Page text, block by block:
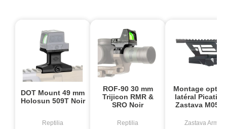
DOT Mount 49 mm
Holosun 509T Noir
Reptilia
ROF-90 30 mm
Trijicon RMR &
SRO Noir
Reptilia
Montage
latéral
Zastava M05-
Zastava Arms